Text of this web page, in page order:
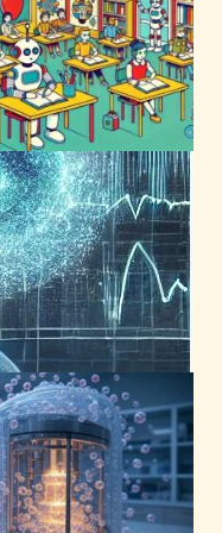
ジェント採用試
が基盤を提供
Testing
わるAIチャットボ
評価
ュース
14:35